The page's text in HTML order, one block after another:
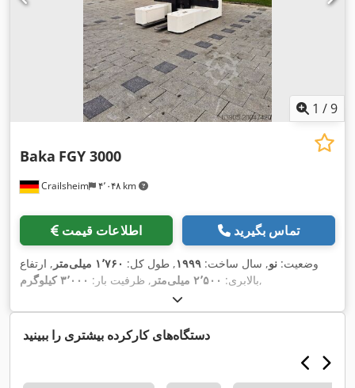
1 /9
Crailsheim ۴٬۰۴۸ km
Baka FGY 3000
اطلاعات قیمت تماس بگیرید
وضعیت: نو, سال ساخت: ۱۹۹۹, طول کل: ۱٬۷۶۰ میلی‌متر
, ارتفاع
بالابری: ۲٬۵۰۰ میلی‌متر , ظرفیت بار: ۳٬۰۰۰ کیلوگرم ,
دستگاه‌های کارکرده بیشتری را ببینید